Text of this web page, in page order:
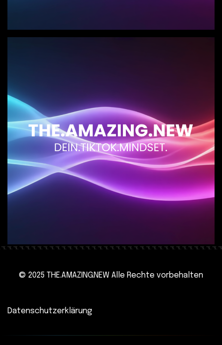
© 2025 THE.AMAZING.NEW Alle Rechte vorbehalten
Datenschutzerklärung